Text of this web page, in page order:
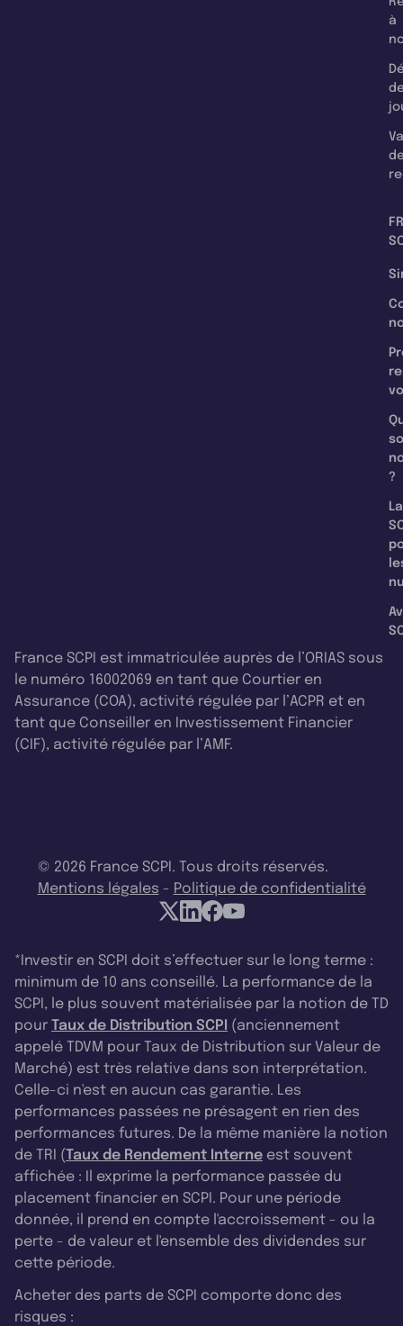
à
?
La
France SCPI est immatriculée auprès de l’ORIAS sous
le numéro 16002069 en tant que Courtier en
Assurance (COA), activité régulée par l’ACPR et en
tant que Conseiller en Investissement Financier
(CIF), activité régulée par l’AMF.
© 2026 France SCPI. Tous droits réservés.
Mentions légales - Politique de confidentialité
*Investir en SCPI doit s’effectuer sur le long terme :
minimum de 10 ans conseillé. La performance de la
SCPI, le plus souvent matérialisée par la notion de TD
pour Taux de Distribution SCPI (anciennement
appelé TDVM pour Taux de Distribution sur Valeur de
Marché) est très relative dans son interprétation.
Celle-ci n'est en aucun cas garantie. Les
performances passées ne présagent en rien des
performances futures. De la même manière la notion
de TRI (Taux de Rendement Interne est souvent
affichée : Il exprime la performance passée du
placement financier en SCPI. Pour une période
donnée, il prend en compte l'accroissement - ou la
perte - de valeur et l'ensemble des dividendes sur
cette période.
Acheter des parts de SCPI comporte donc des
risques :